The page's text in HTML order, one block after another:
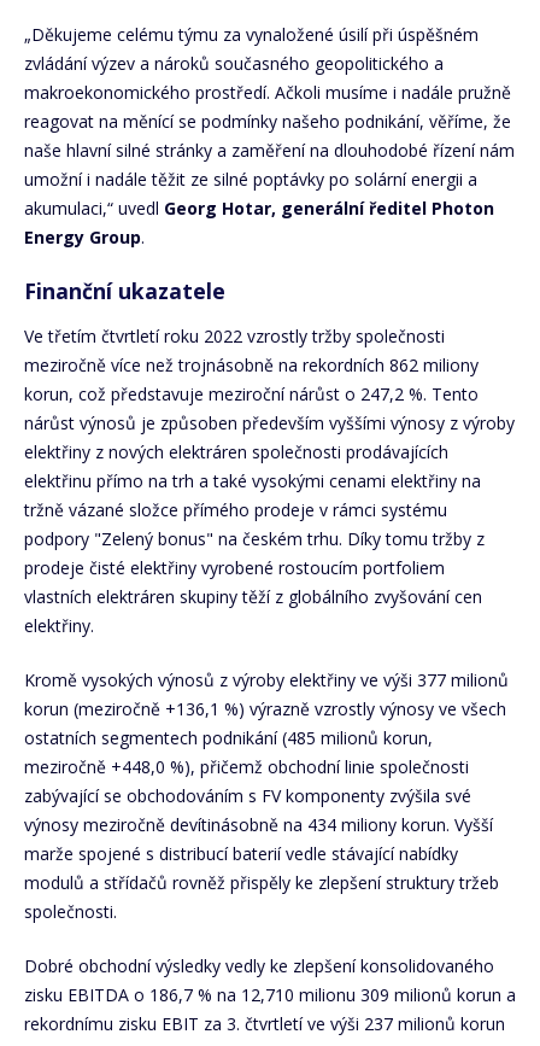
„Děkujeme celému týmu za vynaložené úsilí při úspěšném
zvládání výzev a nároků současného geopolitického a
makroekonomického prostředí. Ačkoli musíme i nadále pružně
reagovat na měnící se podmínky našeho podnikání, věříme, že
naše hlavní silné stránky a zaměření na dlouhodobé řízení nám
umožní i nadále těžit ze silné poptávky po solární energii a
akumulaci,“ uvedl Georg Hotar, generální ředitel Photon
Energy Group.
Finanční ukazatele
Ve třetím čtvrtletí roku 2022 vzrostly tržby společnosti
meziročně více než trojnásobně na rekordních 862 miliony
korun, což představuje meziroční nárůst o 247,2 %. Tento
nárůst výnosů je způsoben především vyššími výnosy z výroby
elektřiny z nových elektráren společnosti prodávajících
elektřinu přímo na trh a také vysokými cenami elektřiny na
tržně vázané složce přímého prodeje v rámci systému
podpory "Zelený bonus" na českém trhu. Díky tomu tržby z
prodeje čisté elektřiny vyrobené rostoucím portfoliem
vlastních elektráren skupiny těží z globálního zvyšování cen
elektřiny.
Kromě vysokých výnosů z výroby elektřiny ve výši 377 milionů
korun (meziročně +136,1 %) výrazně vzrostly výnosy ve všech
ostatních segmentech podnikání (485 milionů korun,
meziročně +448,0 %), přičemž obchodní linie společnosti
zabývající se obchodováním s FV komponenty zvýšila své
výnosy meziročně devítinásobně na 434 miliony korun. Vyšší
marže spojené s distribucí baterií vedle stávající nabídky
modulů a střídačů rovněž přispěly ke zlepšení struktury tržeb
společnosti.
Dobré obchodní výsledky vedly ke zlepšení konsolidovaného
zisku EBITDA o 186,7 % na 12,710 milionu 309 milionů korun a
rekordnímu zisku EBIT za 3. čtvrtletí ve výši 237 milionů korun